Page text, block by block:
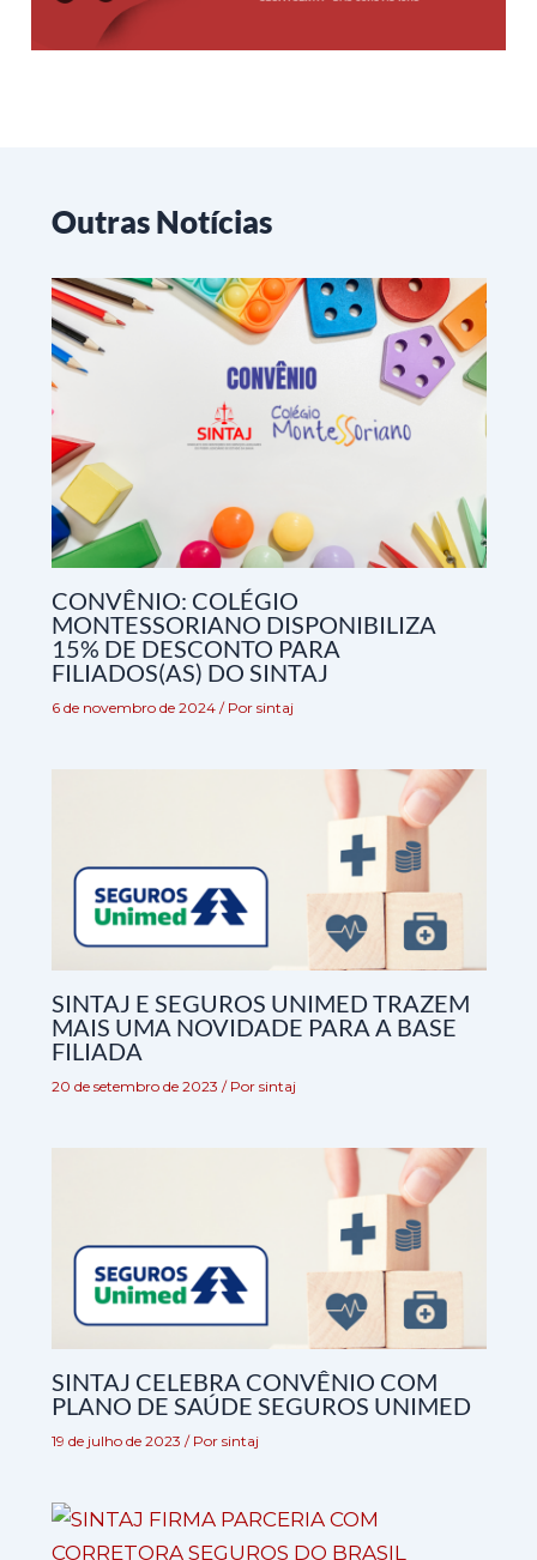
Outras Notícias
CONVÊNIO: COLÉGIO
MONTESSORIANO DISPONIBILIZA
15% DE DESCONTO PARA
FILIADOS(AS) DO SINTAJ
6 de novembro de 2024 / Por sintaj
SINTAJ E SEGUROS UNIMED TRAZEM
MAIS UMA NOVIDADE PARA A BASE
FILIADA
20 de setembro de 2023 / Por sintaj
SINTAJ CELEBRA CONVÊNIO COM
PLANO DE SAÚDE SEGUROS UNIMED
19 de julho de 2023 / Por sintaj